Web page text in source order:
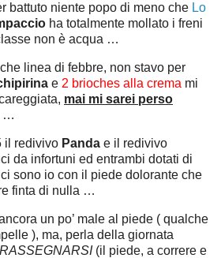
battuto niente popo di meno che Lo
ha totalmente mollato i freni
non è acqua …
linea di febbre, non stavo per
e 2 brioches alla crema mi
mai mi sarei perso
…
il redivivo Panda e il redivivo
da infortuni ed entrambi dotati di
sono io con il piede dolorante che
finta di nulla …
un po’ male al piede ( qualche
), ma, perla della giornata
(il piede, a correre e